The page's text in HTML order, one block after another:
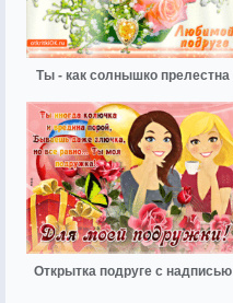
Ты - как солнышко прелестна
Открытка подруге с надписью